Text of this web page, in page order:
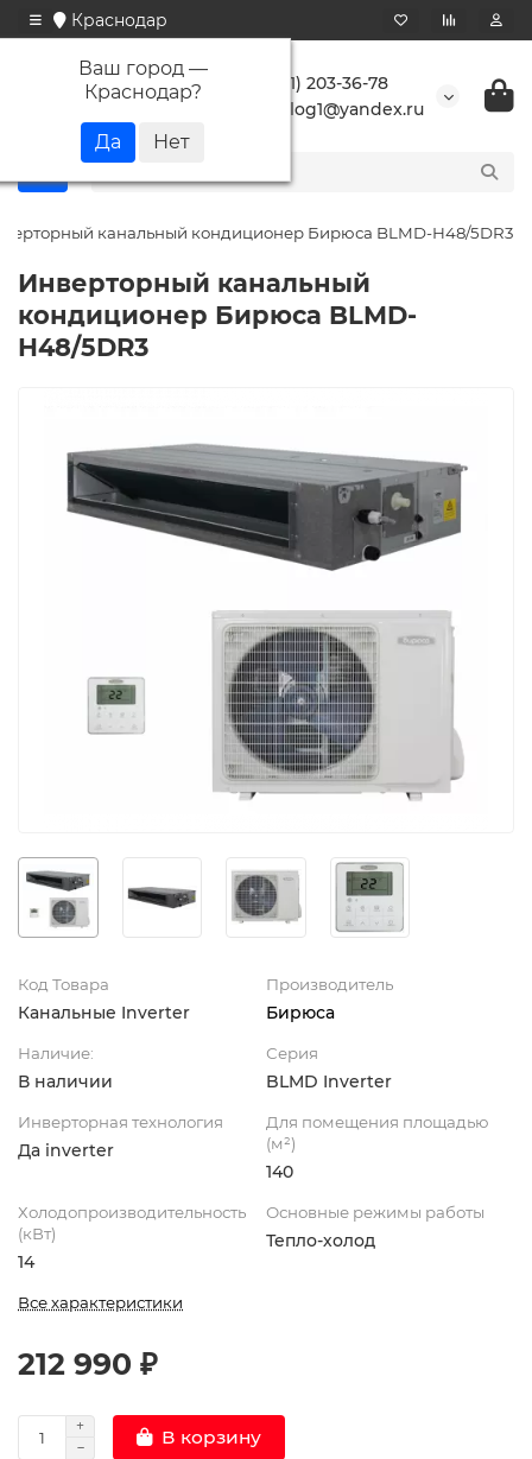
Краснодар
Ваш город —
Краснодар?
+7 (861) 203-36-78
buranlog1@yandex.ru
канальный кондиционер Бирюса BLMD-H48/5DR3
Инверторный канальный
кондиционер Бирюса BLMD-
H48/5DR3
Код Товара
Канальные Inverter
Производитель
Бирюса
Наличие:
В наличии
Серия
BLMD Inverter
Инверторная технология
Да inverter
Для помещения площадью
(м²)
140
Холодопроизводительность
(кВт)
14
Основные режимы работы
Тепло-холод
Все характеристики
212 990 ₽
В корзину